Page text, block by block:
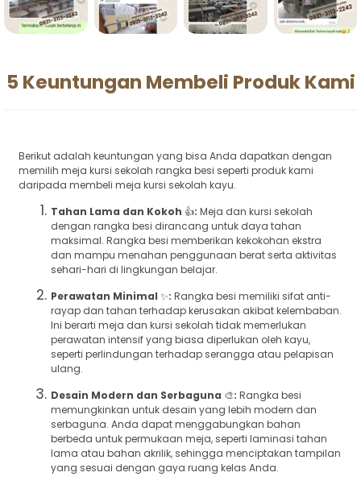
5 Keuntungan Membeli Produk Kami
Berikut adalah keuntungan yang bisa Anda dapatkan dengan
memilih meja kursi sekolah rangka besi seperti produk kami
daripada membeli meja kursi sekolah kayu.
Tahan Lama dan Kokoh 👍: Meja dan kursi sekolah
dengan rangka besi dirancang untuk daya tahan
maksimal. Rangka besi memberikan kekokohan ekstra
dan mampu menahan penggunaan berat serta aktivitas
sehari-hari di lingkungan belajar.
Perawatan Minimal ✨: Rangka besi memiliki sifat anti-
rayap dan tahan terhadap kerusakan akibat kelembaban.
Ini berarti meja dan kursi sekolah tidak memerlukan
perawatan intensif yang biasa diperlukan oleh kayu,
seperti perlindungan terhadap serangga atau pelapisan
ulang.
Desain Modern dan Serbaguna 🎨: Rangka besi
memungkinkan untuk desain yang lebih modern dan
serbaguna. Anda dapat menggabungkan bahan
berbeda untuk permukaan meja, seperti laminasi tahan
lama atau bahan akrilik, sehingga menciptakan tampilan
yang sesuai dengan gaya ruang kelas Anda.